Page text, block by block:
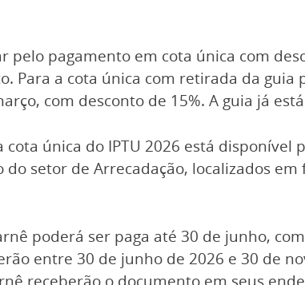
pelo pagamento em cota única com
Para a cota única com retirada da guia
com desconto de 15%. A guia já
única do IPTU 2026 está
setor de Arrecadação, localizados
poderá ser paga até 30 de junho,
entre 30 de junho de 2026 e 30 de